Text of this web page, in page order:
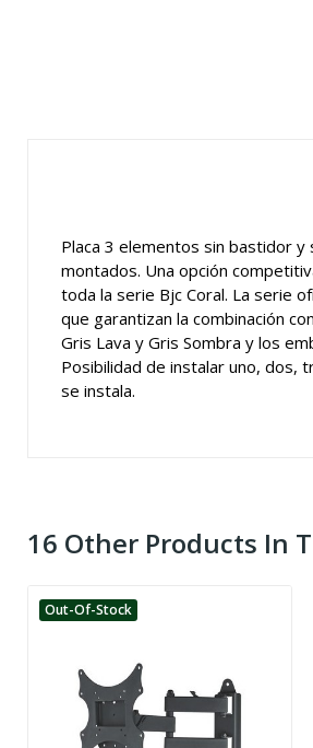
Placa 3 elementos sin bastidor y
montados. Una opción
toda la serie Bjc Coral. La serie
que garantizan la combinación
Gris Lava y Gris Sombra y los
Posibilidad de instalar uno, dos,
se instala.
16 Other Products In
Out-Of-Stock